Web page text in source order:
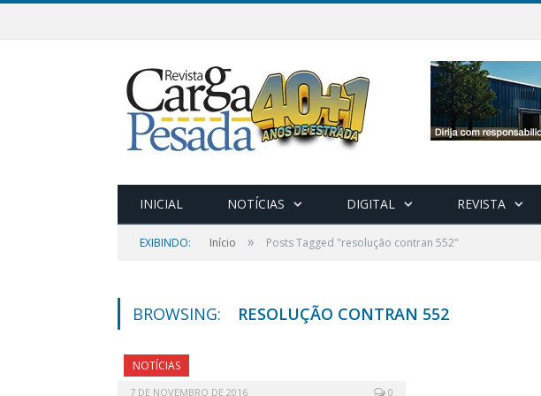
INICIAL NOTÍCIAS DIGITAL REVISTA
EXIBINDO: Início » Posts Tagged "resolução contran 552"
BROWSING: RESOLUÇÃO CONTRAN 552
NOTÍCIAS
7 DE NOVEMBRO DE 2016 0